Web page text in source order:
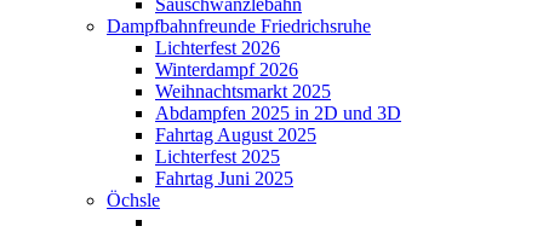
Sauschwänzlebahn
Dampfbahnfreunde Friedrichsruhe
Lichterfest 2026
Winterdampf 2026
Weihnachtsmarkt 2025
Abdampfen 2025 in 2D und 3D
Fahrtag August 2025
Lichterfest 2025
Fahrtag Juni 2025
Öchsle